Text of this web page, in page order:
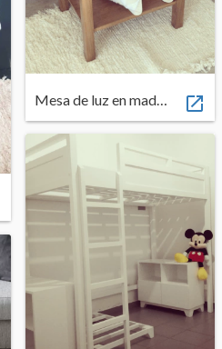
Mesa de luz en madera ALAMO/ LAUREL/ PET... 